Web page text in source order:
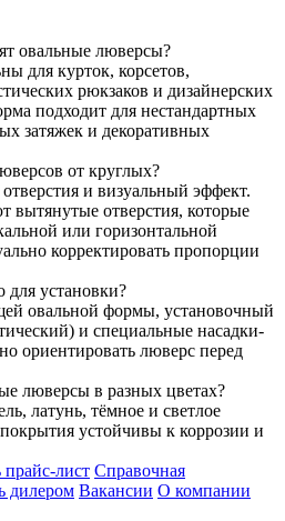
овальные люверсы?
для курток, корсетов,
рюкзаков и дизайнерских
подходит для нестандартных
затяжек и декоративных
от круглых?
и визуальный эффект.
вытянутые отверстия, которые
или горизонтальной
корректировать пропорции
для установки?
овальной формы, установочный
и специальные насадки-
ориентировать люверс перед
люверсы в разных цветах?
латунь, тёмное и светлое
устойчивы к коррозии и
прайс-лист Справочная
дилером Вакансии О компании